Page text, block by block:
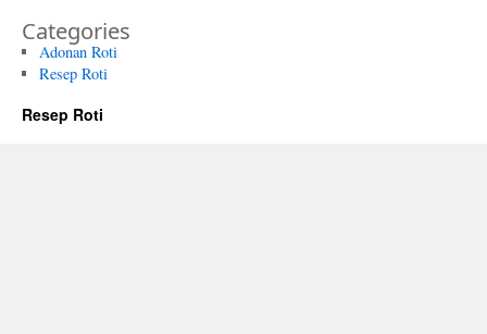
Categories
Adonan Roti
Resep Roti
Resep Roti